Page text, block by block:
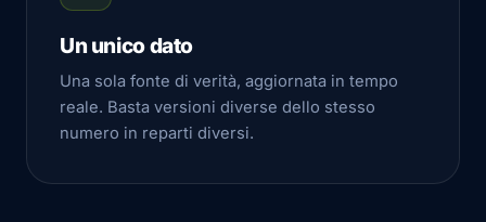
Un unico dato
Una sola fonte di verità, aggiornata in tempo
reale. Basta versioni diverse dello stesso
numero in reparti diversi.